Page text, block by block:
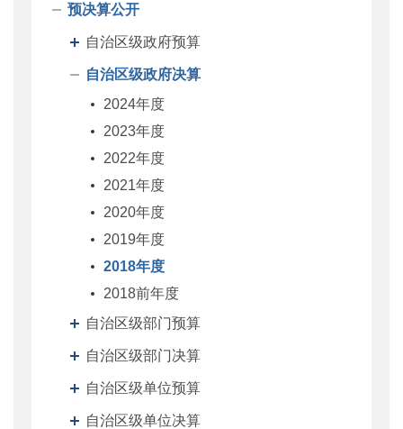
预决算公开
自治区级政府预算
自治区级政府决算
2024年度
2023年度
2022年度
2021年度
2020年度
2019年度
2018年度
2018前年度
自治区级部门预算
自治区级部门决算
自治区级单位预算
自治区级单位决算